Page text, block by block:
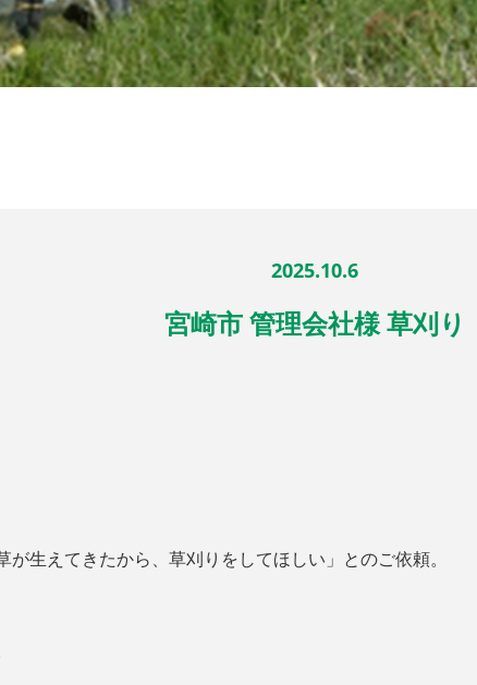
2025.10.6
宮崎市 管理会社様 草刈り
生えてきたから、草刈りをしてほしい」とのご依頼。